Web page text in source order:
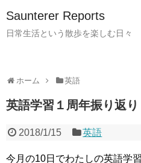
Saunterer Reports
日常生活という散歩を楽しむ日々
ホーム 英語
英語学習１周年振り返り
2018/1/15 英語
今月の10日でわたしの英語学